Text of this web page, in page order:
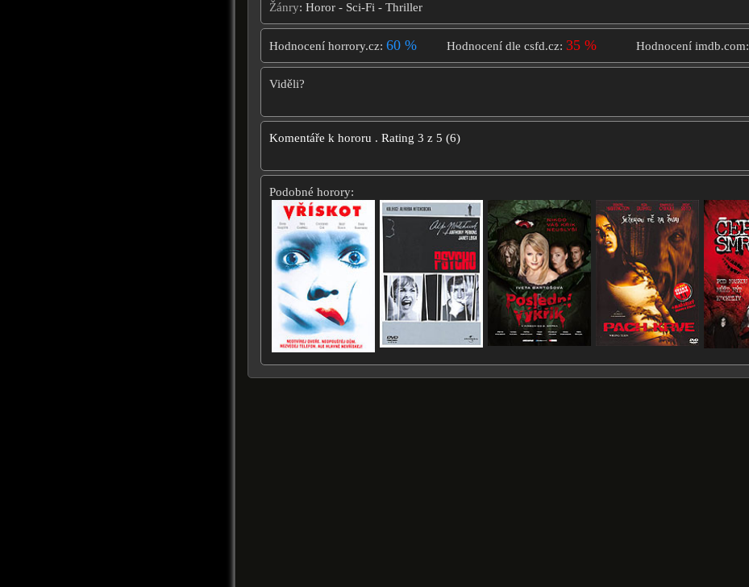
Žánry: Horor - Sci-Fi - Thriller
Hodnocení horrory.cz: 60 % Hodnocení dle csfd.cz: 35 % Hodnocení imdb.com:
Viděli?
Komentáře k hororu . Rating 3 z 5 (6)
Podobné horory: